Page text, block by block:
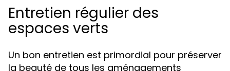
Entretien régulier des
espaces verts
Un bon entretien est primordial pour préserver
la beauté de tous les aménagements